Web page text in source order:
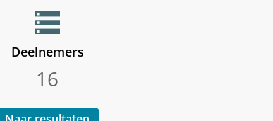
storage
Deelnemers
16